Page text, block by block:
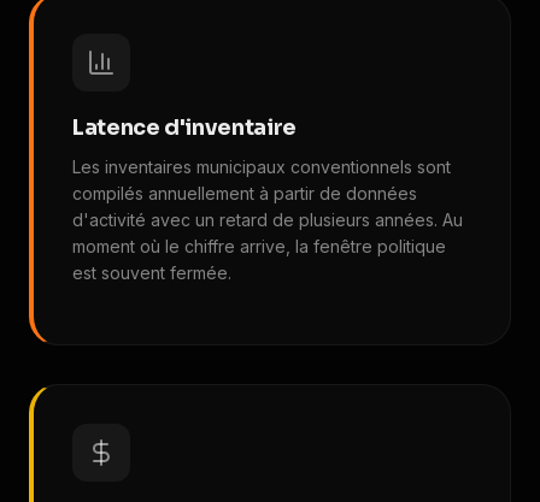
Latence d'inventaire
Les inventaires municipaux conventionnels sont
compilés annuellement à partir de données
d'activité avec un retard de plusieurs années. Au
moment où le chiffre arrive, la fenêtre politique
est souvent fermée.